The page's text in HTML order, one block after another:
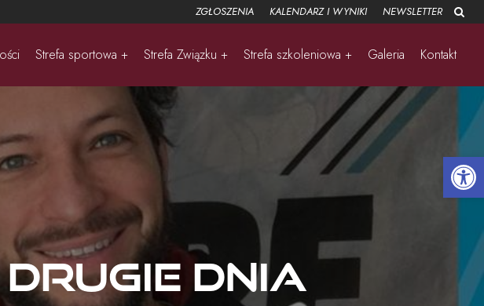
ZGŁOSZENIA KALENDARZ I WYNIKI NEWSLETTER
Strefa sportowa + Strefa Związku + Strefa szkoleniowa + Galeria Kontakt
drugie dnia